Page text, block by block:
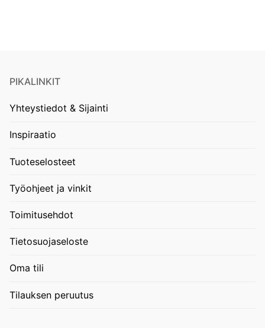
PIKALINKIT
Yhteystiedot & Sijainti
Inspiraatio
Tuoteselosteet
Työohjeet ja vinkit
Toimitusehdot
Tietosuojaseloste
Oma tili
Tilauksen peruutus